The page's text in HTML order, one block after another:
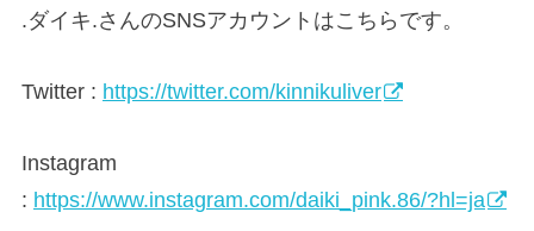
.ダイキ.さんのSNSアカウントはこちらです。
Twitter : https://twitter.com/kinnikuliver
Instagram
: https://www.instagram.com/daiki_pink.86/?hl=ja